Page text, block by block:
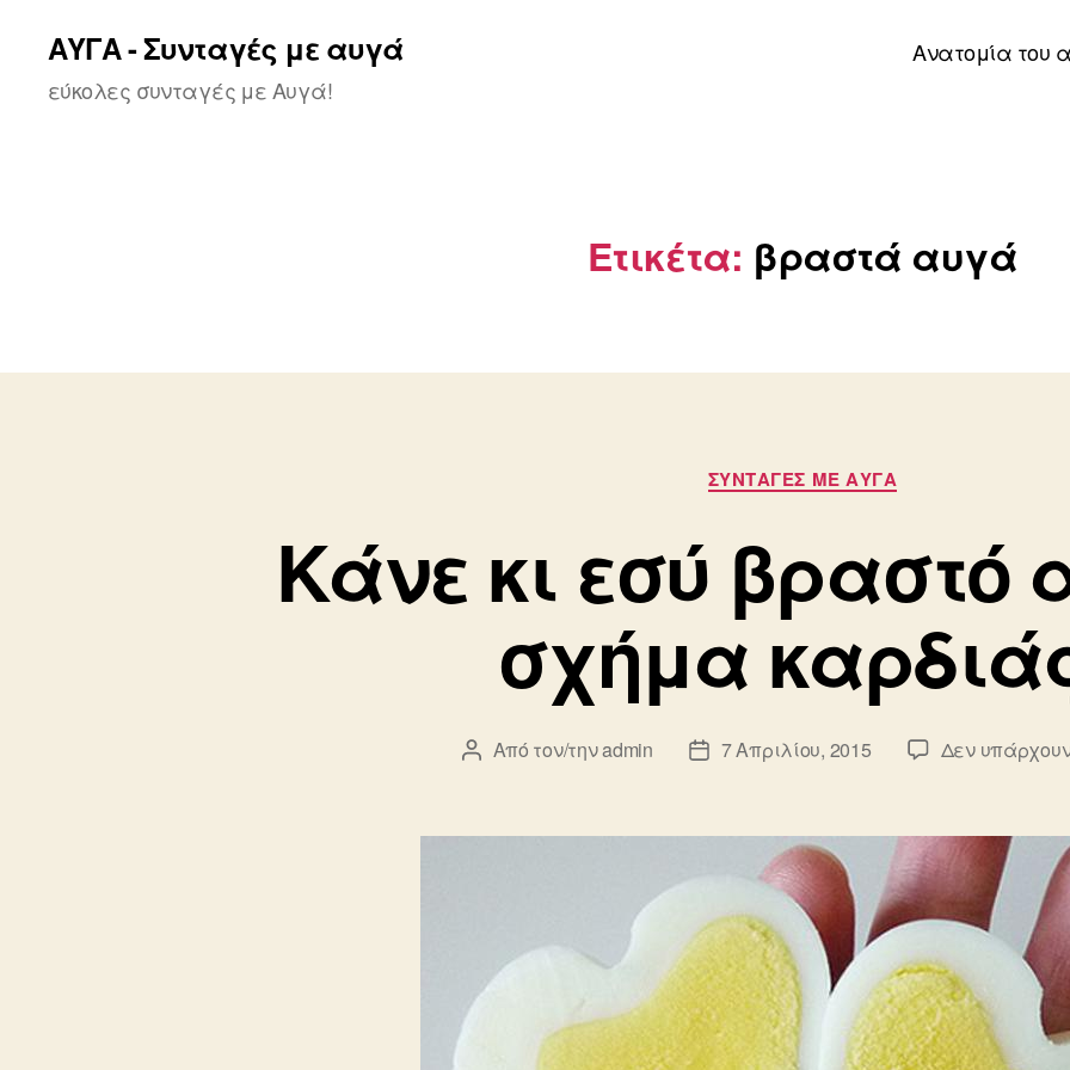
ΑΥΓΑ - Συνταγές με αυγά
εύκολες συνταγές με Αυγά!
Ανατομία του
Ετικέτα: βραστά αυγά
Κατηγορίες
ΣΥΝΤΑΓΈΣ ΜΕ ΑΥΓΆ
Κάνε κι εσύ βραστό
σχήμα
Συντάκτης
Από τον/τηνadmin
Ημ.7 Απριλίου, 2015 Δεν